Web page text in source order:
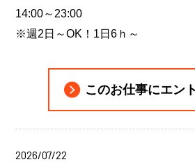
14:00～23:00
※週2日～OK！1日6ｈ～
このお仕事にエン
2026/07/22